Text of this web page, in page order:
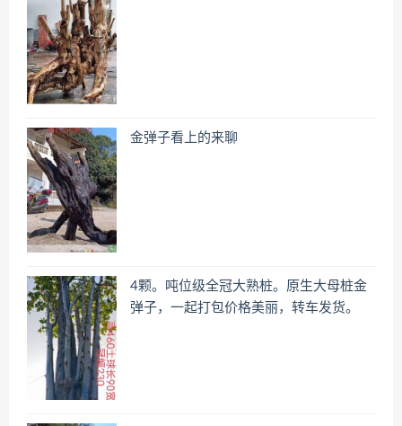
金弹子看上的来聊
4颗。吨位级全冠大熟桩。原生大母桩金
弹子，一起打包价格美丽，转车发货。